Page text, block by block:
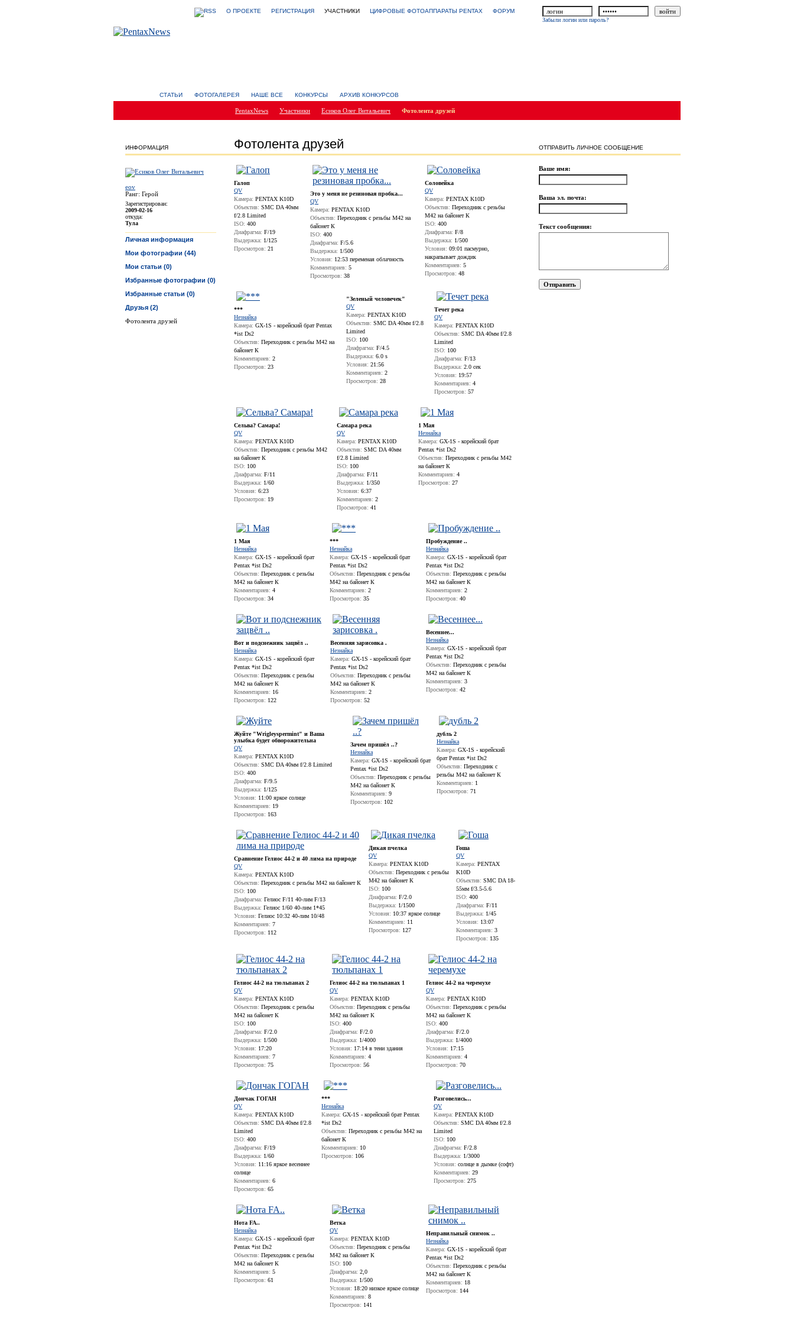
О ПРОЕКТЕ РЕГИСТРАЦИЯ УЧАСТНИКИ ЦИФРОВЫЕ ФОТОАППАРАТЫ PENTAX
ФОРУМ
Забыли логин или пароль?
СТАТЬИ ФОТОГАЛЕРЕЯ НАШЕ ВСЕ КОНКУРСЫ АРХИВ КОНКУРСОВ
PentaxNews Участники Есиков Олег Витальевич Фотолента друзей
ИНФОРМАЦИЯ Фотолента друзей ОТПРАВИТЬ ЛИЧНОЕ СООБЩЕНИЕ
eov
Ранг: Герой
Зарегистрирован:
2009-02-16
откуда:
Тула
Личная информация
Мои фотографии (44)
Мои статьи (0)
Избранные фотографии (0)
Избранные статьи (0)
Друзья (2)
Фотолента друзей
Галоп
QV
Камера: PENTAX K10D
Объектив: SMC DA 40мм
f/2.8 Limited
ISO: 400
Диафрагма: F/19
Выдержка: 1/125
Просмотров: 21
Это у меня не резиновая пробка...
QV
Камера: PENTAX K10D
Объектив: Переходник с резьбы М42 на
байонет К
ISO: 400
Диафрагма: F/5.6
Выдержка: 1/500
Условия: 12:53 переменая облачность
Комментариев: 5
Просмотров: 38
Соловейка
QV
Камера: PENTAX K10D
Объектив: Переходник с резьбы
М42 на байонет К
ISO: 400
Диафрагма: F/8
Выдержка: 1/500
Условия: 09:01 пасмурно,
накрапывает дождик
Комментариев: 5
Просмотров: 48
***
Незнайка
Камера: GX-1S - корейский брат Pentax
*ist Ds2
Объектив: Переходник с резьбы М42 на
байонет К
Комментариев: 2
Просмотров: 23
"Зеленый человечек"
QV
Камера: PENTAX K10D
Объектив: SMC DA 40мм f/2.8
Limited
ISO: 100
Диафрагма: F/4.5
Выдержка: 6.0 s
Условия: 21:56
Комментариев: 2
Просмотров: 28
Течет река
QV
Камера: PENTAX K10D
Объектив: SMC DA 40мм f/2.8
Limited
ISO: 100
Диафрагма: F/13
Выдержка: 2.0 сек
Условия: 19:57
Комментариев: 4
Просмотров: 57
Сельва? Самара!
QV
Камера: PENTAX K10D
Объектив: Переходник с резьбы М42
на байонет К
ISO: 100
Диафрагма: F/11
Выдержка: 1/60
Условия: 6:23
Просмотров: 19
Самара река
QV
Камера: PENTAX K10D
Объектив: SMC DA 40мм
f/2.8 Limited
ISO: 100
Диафрагма: F/11
Выдержка: 1/350
Условия: 6:37
Комментариев: 2
Просмотров: 41
1 Мая
Незнайка
Камера: GX-1S - корейский брат
Pentax *ist Ds2
Объектив: Переходник с резьбы М42
на байонет К
Комментариев: 4
Просмотров: 27
1 Мая
Незнайка
Камера: GX-1S - корейский брат
Pentax *ist Ds2
Объектив: Переходник с резьбы
М42 на байонет К
Комментариев: 4
Просмотров: 34
***
Незнайка
Камера: GX-1S - корейский брат
Pentax *ist Ds2
Объектив: Переходник с резьбы
М42 на байонет К
Комментариев: 2
Просмотров: 35
Пробуждение ..
Незнайка
Камера: GX-1S - корейский брат
Pentax *ist Ds2
Объектив: Переходник с резьбы
М42 на байонет К
Комментариев: 2
Просмотров: 40
Вот и подснежник зацвёл ..
Незнайка
Камера: GX-1S - корейский брат
Pentax *ist Ds2
Объектив: Переходник с резьбы
М42 на байонет К
Комментариев: 16
Просмотров: 122
Весенняя зарисовка .
Незнайка
Камера: GX-1S - корейский брат
Pentax *ist Ds2
Объектив: Переходник с резьбы
М42 на байонет К
Комментариев: 2
Просмотров: 52
Весеннее...
Незнайка
Камера: GX-1S - корейский брат
Pentax *ist Ds2
Объектив: Переходник с резьбы
М42 на байонет К
Комментариев: 3
Просмотров: 42
Жуйте "Wrigleyspermint" и Ваша
улыбка будет обворожительна
QV
Камера: PENTAX K10D
Объектив: SMC DA 40мм f/2.8 Limited
ISO: 400
Диафрагма: F/9.5
Выдержка: 1/125
Условия: 11:00 яркое солнце
Комментариев: 19
Просмотров: 163
Зачем пришёл ..?
Незнайка
Камера: GX-1S - корейский брат
Pentax *ist Ds2
Объектив: Переходник с резьбы
М42 на байонет К
Комментариев: 9
Просмотров: 102
дубль 2
Незнайка
Камера: GX-1S - корейский
брат Pentax *ist Ds2
Объектив: Переходник с
резьбы М42 на байонет К
Комментариев: 1
Просмотров: 71
Сравнение Гелиос 44-2 и 40 лима на природе
QV
Камера: PENTAX K10D
Объектив: Переходник с резьбы М42 на байонет К
ISO: 100
Диафрагма: Гелиос F/11 40-лим F/13
Выдержка: Гелиос 1/60 40-лим 1*45
Условия: Гелиос 10:32 40-лим 10/48
Комментариев: 7
Просмотров: 112
Дикая пчелка
QV
Камера: PENTAX K10D
Объектив: Переходник с резьбы
М42 на байонет К
ISO: 100
Диафрагма: F/2.0
Выдержка: 1/1500
Условия: 10:37 яркое солнце
Комментариев: 11
Просмотров: 127
Гоша
QV
Камера: PENTAX
K10D
Объектив: SMC DA 18-
55мм f/3.5-5.6
ISO: 400
Диафрагма: F/11
Выдержка: 1/45
Условия: 13:07
Комментариев: 3
Просмотров: 135
Гелиос 44-2 на тюльпанах 2
QV
Камера: PENTAX K10D
Объектив: Переходник с резьбы
М42 на байонет К
ISO: 100
Диафрагма: F/2.0
Выдержка: 1/500
Условия: 17:20
Комментариев: 7
Просмотров: 75
Гелиос 44-2 на тюльпанах 1
QV
Камера: PENTAX K10D
Объектив: Переходник с резьбы
М42 на байонет К
ISO: 400
Диафрагма: F/2.0
Выдержка: 1/4000
Условия: 17:14 в тени здания
Комментариев: 4
Просмотров: 56
Гелиос 44-2 на черемухе
QV
Камера: PENTAX K10D
Объектив: Переходник с резьбы
М42 на байонет К
ISO: 400
Диафрагма: F/2.0
Выдержка: 1/4000
Условия: 17:15
Комментариев: 4
Просмотров: 70
Дончак ГОГАН
QV
Камера: PENTAX K10D
Объектив: SMC DA 40мм f/2.8
Limited
ISO: 400
Диафрагма: F/19
Выдержка: 1/60
Условия: 11:16 яркое весеннее
солнце
Комментариев: 6
Просмотров: 65
***
Незнайка
Камера: GX-1S - корейский брат Pentax
*ist Ds2
Объектив: Переходник с резьбы М42 на
байонет К
Комментариев: 10
Просмотров: 106
Разговелись...
QV
Камера: PENTAX K10D
Объектив: SMC DA 40мм f/2.8
Limited
ISO: 100
Диафрагма: F/2.8
Выдержка: 1/3000
Условия: солнце в дымке (софт)
Комментариев: 29
Просмотров: 275
Нота FA..
Незнайка
Камера: GX-1S - корейский брат
Pentax *ist Ds2
Объектив: Переходник с резьбы
М42 на байонет К
Комментариев: 5
Просмотров: 61
Ветка
QV
Камера: PENTAX K10D
Объектив: Переходник с резьбы
М42 на байонет К
ISO: 100
Диафрагма: 2,0
Выдержка: 1/500
Условия: 18:20 низкое яркое солнце
Комментариев: 8
Просмотров: 141
Неправильный снимок ..
Незнайка
Камера: GX-1S - корейский брат
Pentax *ist Ds2
Объектив: Переходник с резьбы
М42 на байонет К
Комментариев: 18
Просмотров: 144
Ваше имя:
Ваша эл. почта:
Текст сообщения: